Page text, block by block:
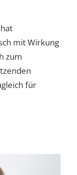
mit Wirkung
zum
für